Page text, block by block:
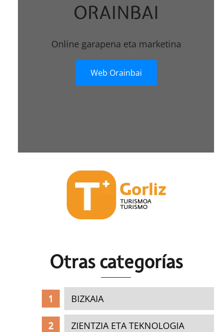
ORAINBAI
Online garapena eta marketina
Web Orainbai
Otras categorías
BIZKAIA
ZIENTZIA ETA TEKNOLOGIA